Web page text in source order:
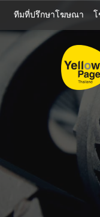
ยัง
ทีมที่ปรึกษาโฆษณา